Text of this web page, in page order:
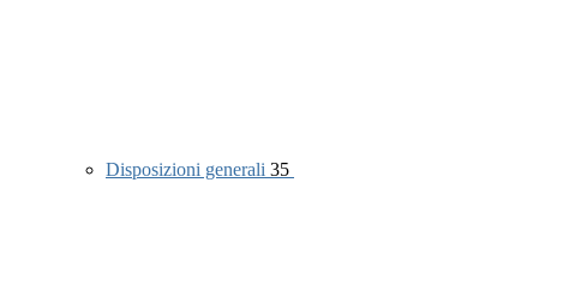
Disposizioni generali 35